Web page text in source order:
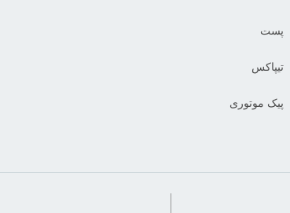
پست
تیپاکس
پیک موتوری